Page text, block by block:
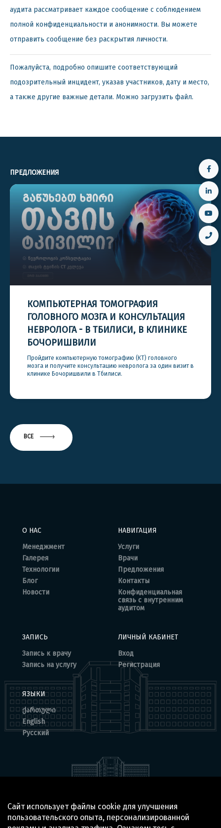
аудита рассматривает каждое сообщение с соблюдением
полной конфиденциальности и анонимности. Вы можете
отправить сообщение без раскрытия личности.
Пожалуйста, подробно опишите соответствующий
подозрительный инцидент, указав участников, дату и место,
а также другие важные детали. Можно загрузить файл.
ПРЕДЛОЖЕНИЯ
КОМПЬЮТЕРНАЯ ТОМОГРАФИЯ
ГОЛОВНОГО МОЗГА И КОНСУЛЬТАЦИЯ
НЕВРОЛОГА - В ТБИЛИСИ, В КЛИНИКЕ
БОЧОРИШВИЛИ
Пройдите компьютерную томографию (КТ) головного
мозга и получите консультацию невролога за один визит в
клинике Бочоришвили в Тбилиси.
ВСЕ
О НАС
Менеджмент
Галерея
Технологии
Блог
Новости
НАВИГАЦИЯ
Услуги
Врачи
Предложения
Контакты
Конфиденциальная
связь с внутренним
аудитом
ЗАПИСЬ
Запись к врачу
Запись на услугу
ЛИЧНЫЙ КАБИНЕТ
Вход
Регистрация
ЯЗЫКИ
ქართული
English
Русский
© 2025 BOCHORISHVILI CLINIC IS PROUDLY POWERED BY
GTN TECHNOLOGICS
Сайт использует файлы cookie для улучшения
пользовательского опыта, персонализированной